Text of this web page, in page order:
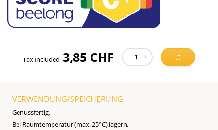
Tax Included 3,85 CHF - 1 +
VERWENDUNG/SPEICHERUNG
Genussfertig.
Bei Raumtemperatur (max. 25°C) lagern.